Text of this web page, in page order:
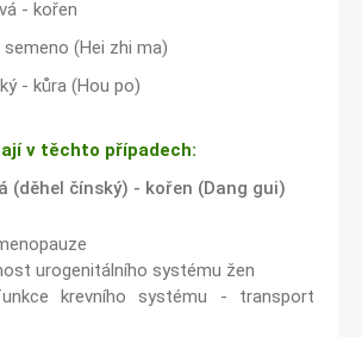
- kořen
(Hei zhi ma)
- kůra (Hou po)
v těchto případech:
(děhel čínský) - kořen (Dang gui)
urogenitálního systému žen
krevního systému - transport